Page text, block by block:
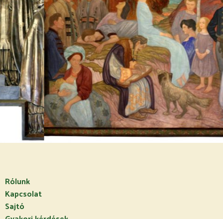
Rólunk
Kapcsolat
Sajtó